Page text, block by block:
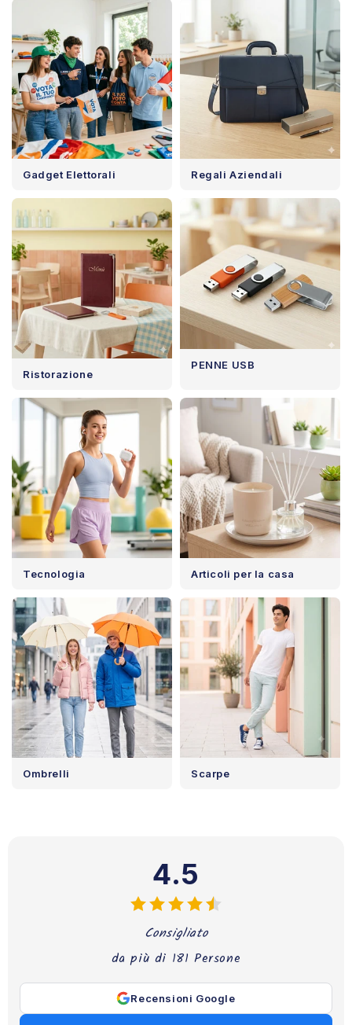
Gadget Elettorali Regali Aziendali
Ristorazione
PENNE USB
Tecnologia Articoli per la casa
Ombrelli Scarpe
4.5
Consigliato
da più di 181 Persone
Recensioni Google